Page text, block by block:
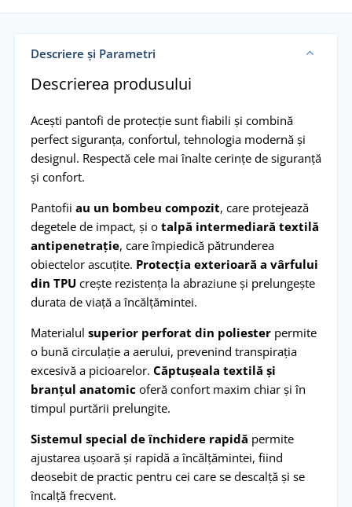
Descriere și Parametri
Descrierea produsului
Acești pantofi de protecție sunt fiabili și combină
perfect siguranța, confortul, tehnologia modernă și
designul. Respectă cele mai înalte cerințe de siguranță
și confort.
Pantofii au un bombeu compozit, care protejează
degetele de impact, și o talpă intermediară textilă
antipenetrație, care împiedică pătrunderea
obiectelor ascuțite. Protecția exterioară a vârfului
din TPU crește rezistența la abraziune și prelungește
durata de viață a încălțămintei.
Materialul superior perforat din poliesterpermite
o bună circulație a aerului, prevenind transpirația
excesivă a picioarelor. Căptușeala textilă și
branțul anatomic oferă confort maxim chiar și în
timpul purtării prelungite.
Sistemul special de închidere rapidă permite
ajustarea ușoară și rapidă a încălțămintei, fiind
deosebit de practic pentru cei care se descalță și se
încalță frecvent.